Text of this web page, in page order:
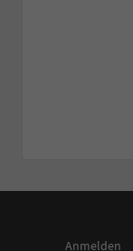
Anmelden